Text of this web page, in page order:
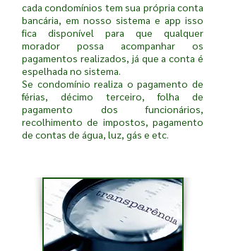
cada condomínios tem sua própria conta
bancária, em nosso sistema e app isso
fica disponível para que qualquer
morador possa acompanhar os
pagamentos realizados, já que a conta é
espelhada no sistema.
Se condomínio realiza o pagamento de
férias, décimo terceiro, folha de
pagamento dos funcionários,
recolhimento de impostos, pagamento
de contas de água, luz, gás e etc.